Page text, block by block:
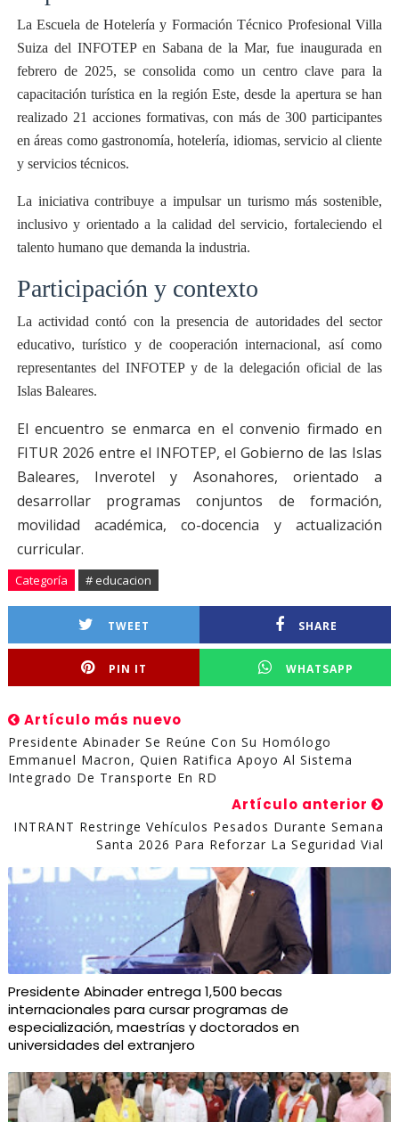
La Escuela de Hotelería y Formación Técnico Profesional Villa
Suiza del INFOTEP en Sabana de la Mar, fue inaugurada en
febrero de 2025, se consolida como un centro clave para la
capacitación turística en la región Este, desde la apertura se han
realizado 21 acciones formativas, con más de 300 participantes
en áreas como gastronomía, hotelería, idiomas, servicio al cliente
y servicios técnicos.
La iniciativa contribuye a impulsar un turismo más sostenible,
inclusivo y orientado a la calidad del servicio, fortaleciendo el
talento humano que demanda la industria.
Participación y contexto
La actividad contó con la presencia de autoridades del sector
educativo, turístico y de cooperación internacional, así como
representantes del INFOTEP y de la delegación oficial de las
Islas Baleares.
El encuentro se enmarca en el convenio firmado en
FITUR 2026 entre el INFOTEP, el Gobierno de las Islas
Baleares, Inverotel y Asonahores, orientado a
desarrollar programas conjuntos de formación,
movilidad académica, co-docencia y actualización
curricular.
Categoría # educacion
TWEET SHARE
PIN IT WHATSAPP
Artículo más nuevo
Presidente Abinader Se Reúne Con Su Homólogo
Emmanuel Macron, Quien Ratifica Apoyo Al Sistema
Integrado De Transporte En RD
Artículo anterior
INTRANT Restringe Vehículos Pesados Durante Semana
Santa 2026 Para Reforzar La Seguridad Vial
Presidente Abinader entrega 1,500 becas
internacionales para cursar programas de
especialización, maestrías y doctorados en
universidades del extranjero